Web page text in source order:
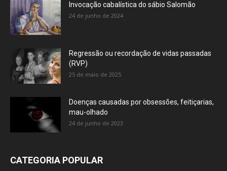
Invocação cabalística do sábio Salomão
24 de junho de 2024
Regressão ou recordação de vidas passadas
(RVP)
25 de maio de 2025
Doenças causadas por obsessões, feitiçarias,
mau-olhado
24 de junho de 2023
CATEGORIA POPULAR